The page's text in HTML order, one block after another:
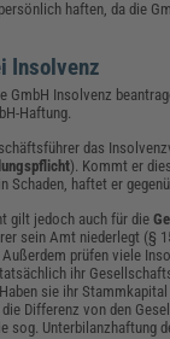
haften, da die
Insolvenz
GmbH Insolvenz
Haftung.
das
). Kommt er
Schaden, haftet er
gilt jedoch auch für die
sein Amt niederlegt (§
prüfen viele
ihr
sie ihr
Differenz von den
sog. Unterbilanzhaftung